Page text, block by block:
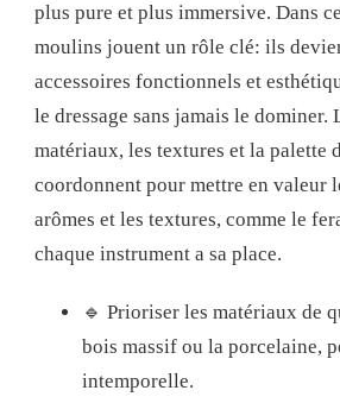
plus pure et plus immersive. Dans
moulins jouent un rôle clé: ils
accessoires fonctionnels et
le dressage sans jamais le dominer.
matériaux, les textures et la palette
coordonnent pour mettre en valeur
arômes et les textures, comme le
chaque instrument a sa place.
🔹 Prioriser les matériaux de
bois massif ou la porcelaine,
intemporelle.